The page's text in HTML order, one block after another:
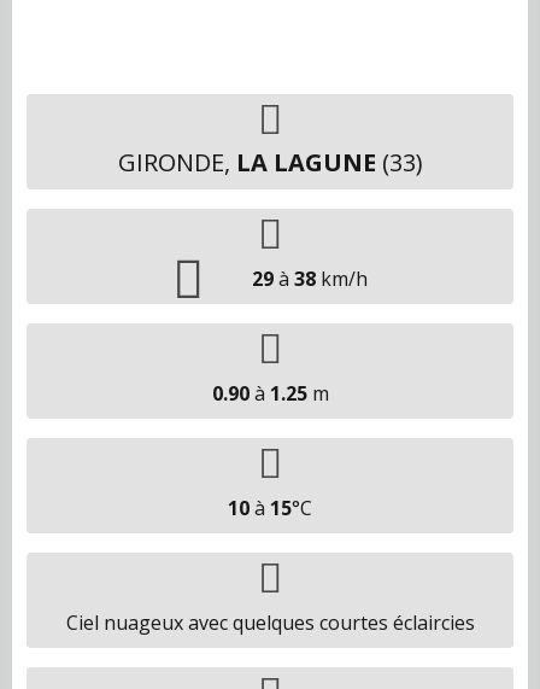
GIRONDE, LA LAGUNE (33)
29à 38 km/h
0.90à 1.25m
10à 15°C
Ciel nuageux avec quelques courtes éclaircies